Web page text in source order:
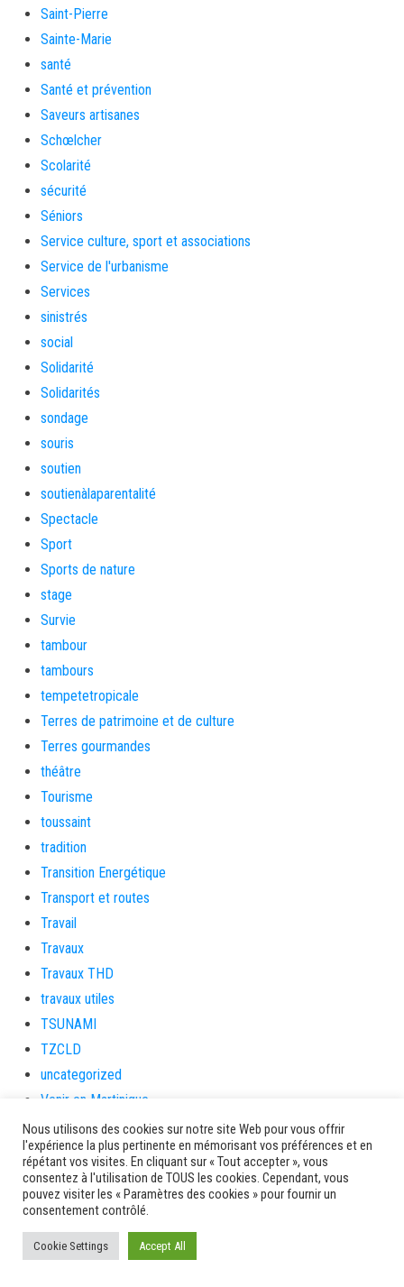
Saint-Pierre
Sainte-Marie
santé
Santé et prévention
Saveurs artisanes
Schœlcher
Scolarité
sécurité
Séniors
Service culture, sport et associations
Service de l'urbanisme
Services
sinistrés
social
Solidarité
Solidarités
sondage
souris
soutien
soutienàlaparentalité
Spectacle
Sport
Sports de nature
stage
Survie
tambour
tambours
tempetetropicale
Terres de patrimoine et de culture
Terres gourmandes
théâtre
Tourisme
toussaint
tradition
Transition Energétique
Transport et routes
Travail
Travaux
Travaux THD
travaux utiles
TSUNAMI
TZCLD
uncategorized
Venir en Martinique
Video
vidététladjéko
Vie Municipale
Viechere
Village artisanal
Nous utilisons des cookies sur notre site Web pour vous offrir
l'expérience la plus pertinente en mémorisant vos préférences et en
répétant vos visites. En cliquant sur « Tout accepter », vous
consentez à l'utilisation de TOUS les cookies. Cependant, vous
pouvez visiter les « Paramètres des cookies » pour fournir un
consentement contrôlé.
Cookie Settings Accept All